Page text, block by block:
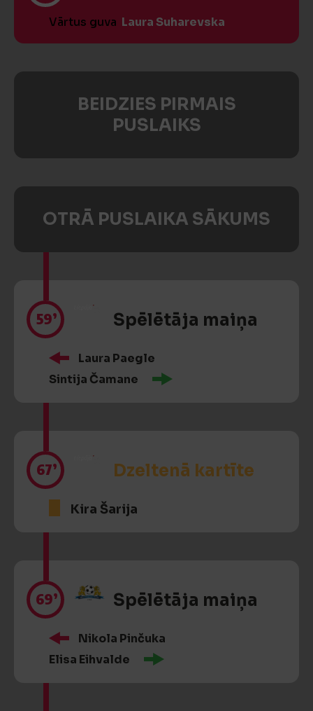
Vārtus guva Laura Suharevska
BEIDZIES PIRMAIS
PUSLAIKS
OTRĀ PUSLAIKA SĀKUMS
59’ Spēlētāja maiņa
Laura Paegle
Sintija Čamane
67’ Dzeltenā kartīte
Kira Šarija
69’ Spēlētāja maiņa
Nikola Pinčuka
Elisa Eihvalde